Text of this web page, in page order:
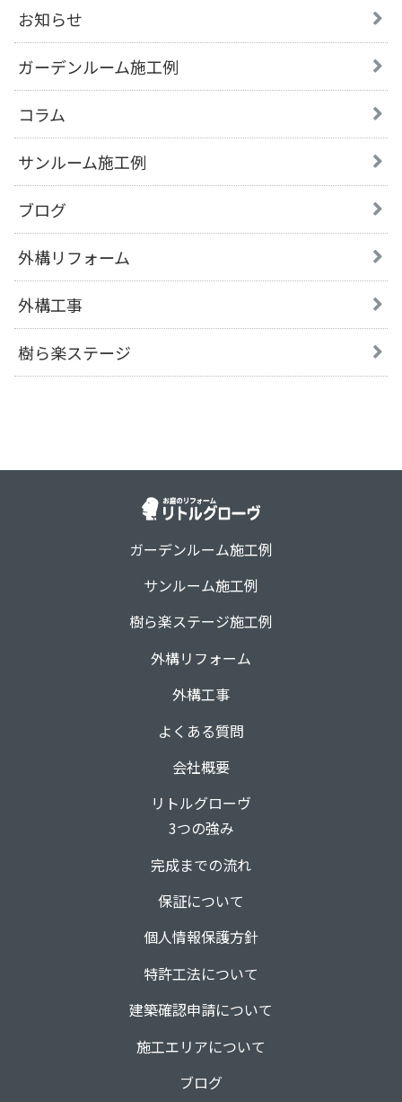
お知らせ
ガーデンルーム施工例
コラム
サンルーム施工例
ブログ
外構リフォーム
外構工事
樹ら楽ステージ
ガーデンルーム施工例
サンルーム施工例
樹ら楽ステージ施工例
外構リフォーム
外構工事
よくある質問
会社概要
リトルグローヴ
3つの強み
完成までの流れ
保証について
個人情報保護方針
特許工法について
建築確認申請について
施工エリアについて
ブログ